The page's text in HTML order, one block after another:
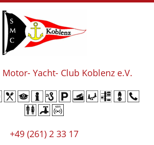
Yacht- Club Koblenz e.V.
+49 (261) 2 33 17